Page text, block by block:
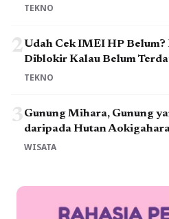
TEKNO
2Udah Cek IMEI HP
Diblokir Kalau Belum
TEKNO
3Gunung Mihara, Gunung
daripada Hutan
WISATA